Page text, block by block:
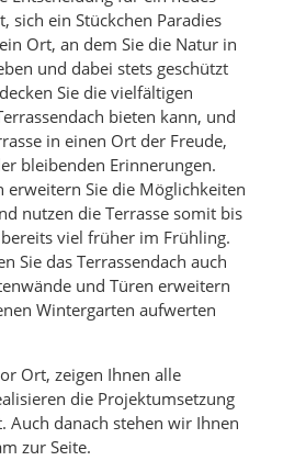
sich ein Stückchen Paradies
Ort, an dem Sie die Natur in
und dabei stets geschützt
Sie die vielfältigen
bieten kann, und
in einen Ort der Freude,
bleibenden Erinnerungen.
Sie die Möglichkeiten
nutzen die Terrasse somit bis
viel früher im Frühling.
Sie das Terrassendach auch
und Türen erweitern
Wintergarten aufwerten
Ort, zeigen Ihnen alle
die Projektumsetzung
Auch danach stehen wir Ihnen
zur Seite.